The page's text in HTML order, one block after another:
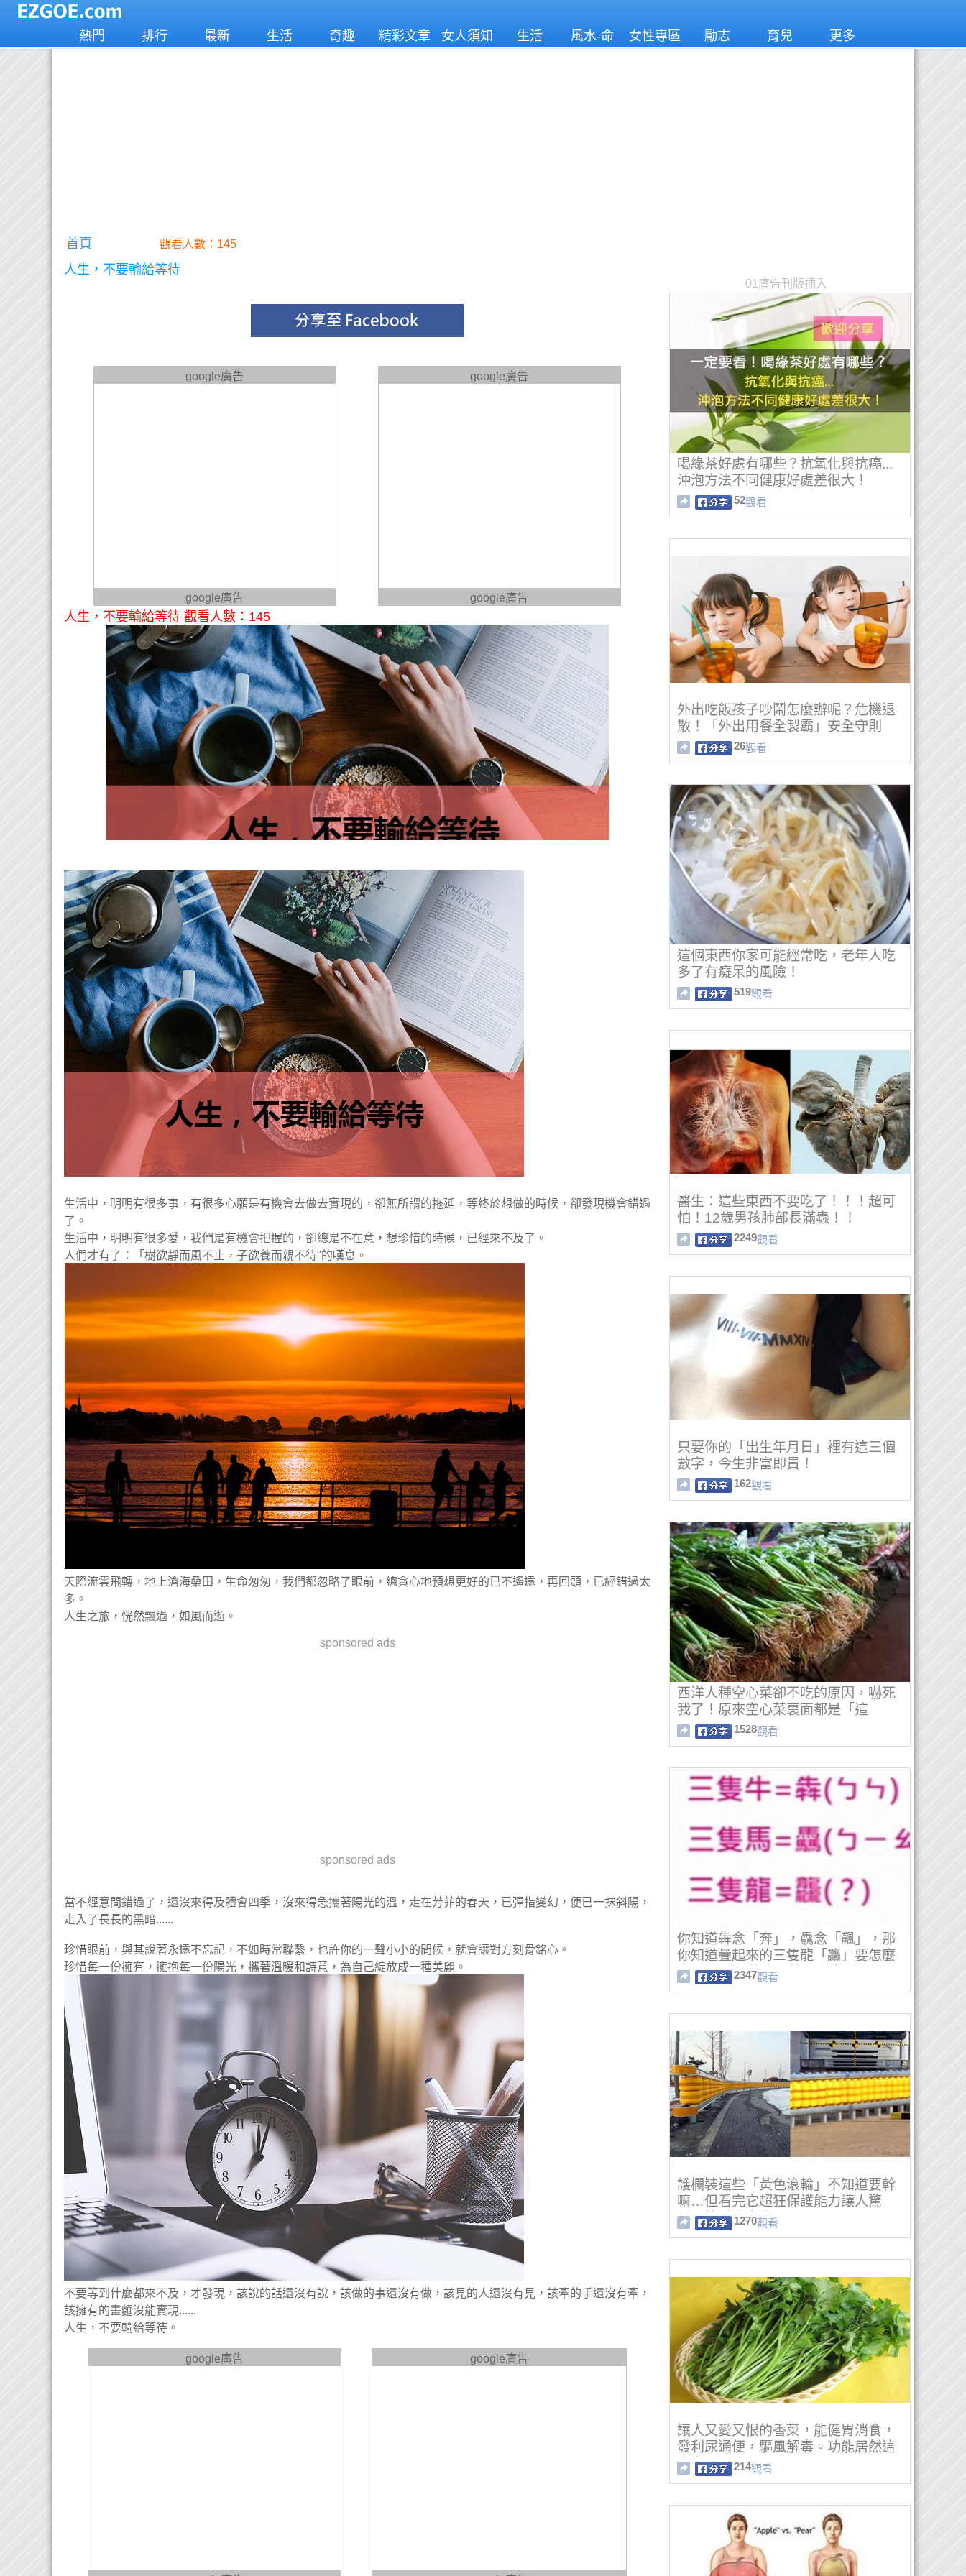
熱門 排行 最新 生活 奇趣 精彩文章 女人須知 生活
風水-命
女性專區 勵志 育兒 更多
首頁 觀看人數：145
人生，不要輸給等待
google廣告
google廣告
google廣告
google廣告
人生，不要輸給等待 觀看人數：145
生活中，明明有很多事，有很多心願是有機會去做去實現的，卻無所謂的拖延，等終於想做的時候，卻發現機會錯過
了。
生活中，明明有很多愛，我們是有機會把握的，卻總是不在意，想珍惜的時候，已經來不及了。
人們才有了：「樹欲靜而風不止，子欲養而親不待"的嘆息。
天際流雲飛轉，地上滄海桑田，生命匆匆，我們都忽略了眼前，總貪心地預想更好的已不遙遠，再回頭，已經錯過太
多。
人生之旅，恍然飄過，如風而逝。
sponsored ads
sponsored ads
當不經意間錯過了，還沒來得及體會四季，沒來得急攜著陽光的溫，走在芳菲的春天，已彈指變幻，便已一抹斜陽，
走入了長長的黑暗......
珍惜眼前，與其說著永遠不忘記，不如時常聯繫，也許你的一聲小小的問候，就會讓對方刻骨銘心。
珍惜每一份擁有，擁抱每一份陽光，攜著溫暖和詩意，為自己綻放成一種美麗。
不要等到什麼都來不及，才發現，該說的話還沒有說，該做的事還沒有做，該見的人還沒有見，該牽的手還沒有牽，
該擁有的畫麵沒能實現......
人生，不要輸給等待。
google廣告 google廣告
01廣告刊版插入
喝綠茶好處有哪些？抗氧化與抗癌...
沖泡方法不同健康好處差很大！
52觀看
外出吃飯孩子吵鬧怎麼辦呢？危機退
散！「外出用餐全製霸」安全守則
26觀看
這個東西你家可能經常吃，老年人吃
多了有癡呆的風險！
519觀看
醫生：這些東西不要吃了！！！超可
怕！12歲男孩肺部長滿蟲！！
2249觀看
只要你的「出生年月日」裡有這三個
數字，今生非富即貴！
162觀看
西洋人種空心菜卻不吃的原因，嚇死
我了！原來空心菜裏面都是「這
個」...
1528觀看
你知道犇念「奔」，驫念「飆」，那
你知道疊起來的三隻龍「龘」要怎麼
念嗎？99％的人都答不上來……
2347觀看
護欄裝這些「黃色滾輪」不知道要幹
嘛…但看完它超狂保護能力讓人驚
呼：快引進臺灣(影)
1270觀看
讓人又愛又恨的香菜，能健胃消食，
發利尿通便，驅風解毒。功能居然這
麽多！
214觀看